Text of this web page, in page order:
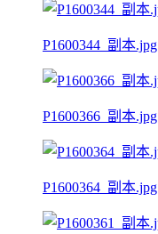
P1600344_副本.jpg
P1600366_副本.jpg
P1600364_副本.jpg